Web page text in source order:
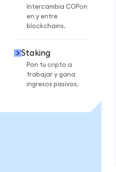
Intercambia COPon
en y entre
blockchains.
Staking
Pon tu cripto a
trabajar y gana
ingresos pasivos.